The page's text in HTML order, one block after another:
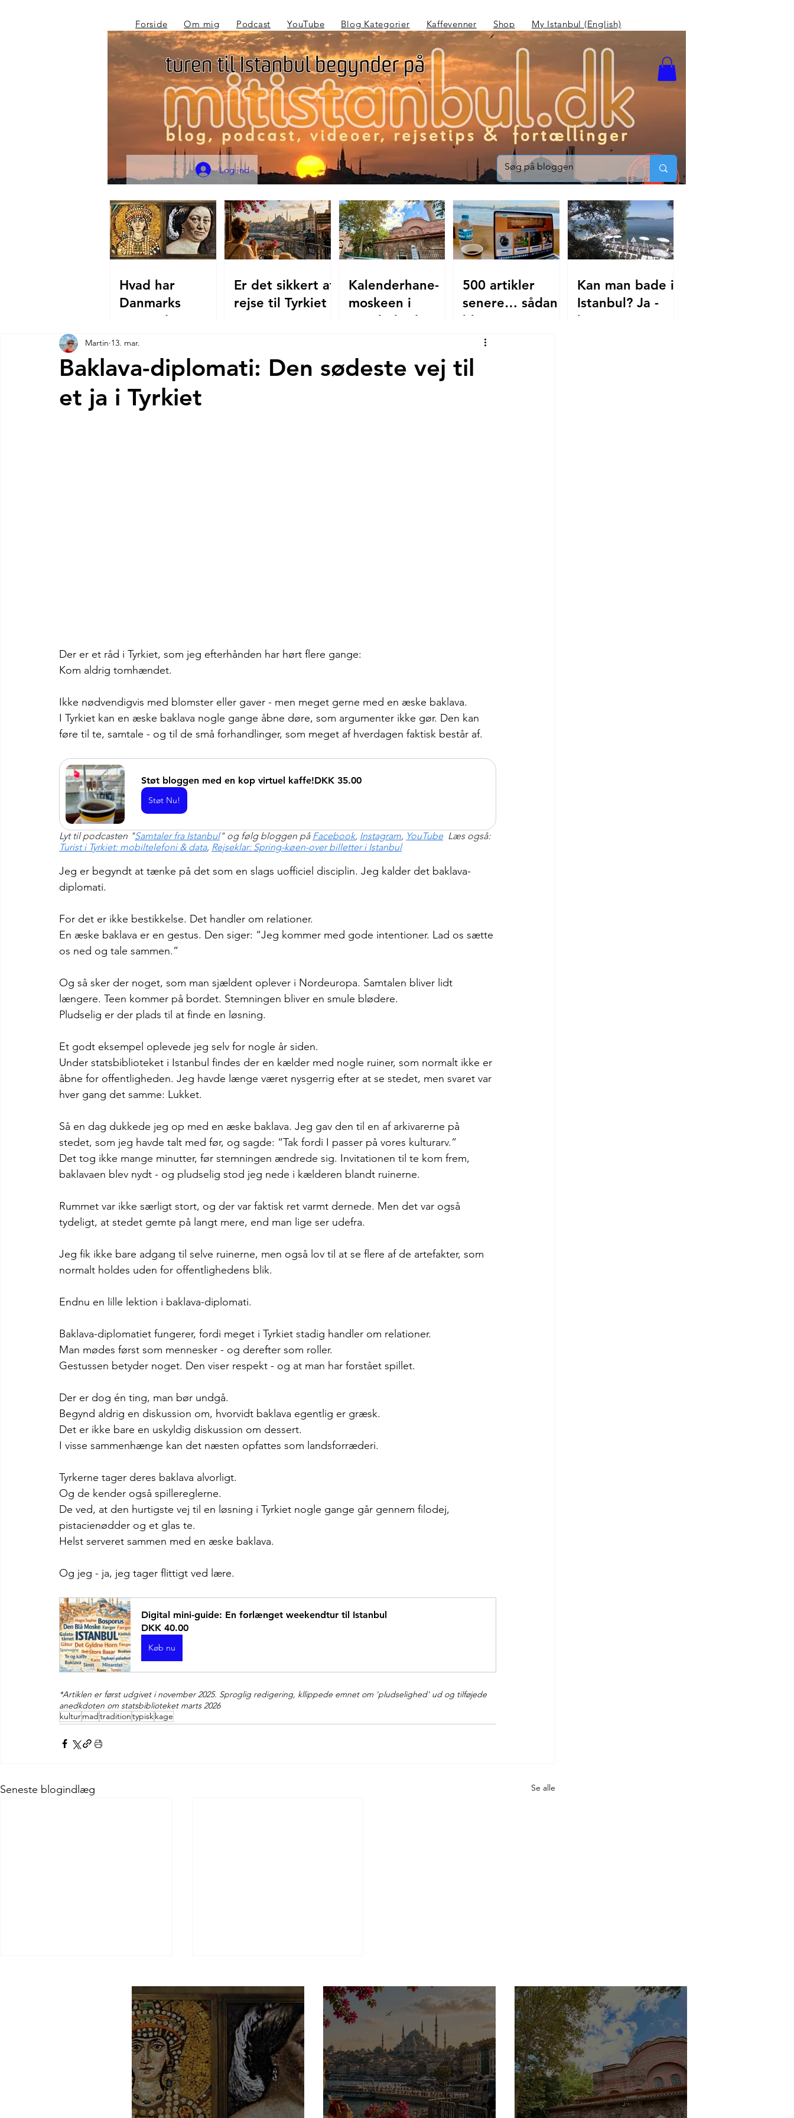
Forside Om mig Podcast YouTube Blog Kategorier Kaffevenner Shop My Istanbul (English)
Log ind
Hvad har
Danmarks
Grevinde Danner
og Hagia
Sophias
kejserinde
Theodora
tilfælles?
Er det sikkert at
rejse til Tyrkiet i
Kalenderhane-
moskeen i
Istanbul - den
byzantinske
kirke, der blev
500 artikler
senere… sådan
bliver
mitistanbul.dk til
Kan man bade i
Istanbul? Ja -
her er
Baklava-diplomati: Den sødeste vej til
et ja i Tyrkiet
Martin 13. mar.
Der er et råd i Tyrkiet, som jeg efterhånden har hørt flere gange:
Kom aldrig tomhændet.
Ikke nødvendigvis med blomster eller gaver - men meget gerne med en æske baklava.
I Tyrkiet kan en æske baklava nogle gange åbne døre, som argumenter ikke gør. Den kan
føre til te, samtale - og til de små forhandlinger, som meget af hverdagen faktisk består af.
Støt bloggen med en kop virtuel kaffe!DKK 35.00
Støt Nu!
Lyt til podcasten "Samtaler fra Istanbul" og følg bloggen på Facebook, Instagram, YouTube Læs også:
Turist i Tyrkiet: mobiltelefoni & data, Rejseklar: Spring-køen-over billetter i Istanbul
Jeg er begyndt at tænke på det som en slags uofficiel disciplin. Jeg kalder det baklava-
diplomati.
For det er ikke bestikkelse. Det handler om relationer.
En æske baklava er en gestus. Den siger: “Jeg kommer med gode intentioner. Lad os sætte
os ned og tale sammen.”
Og så sker der noget, som man sjældent oplever i Nordeuropa. Samtalen bliver lidt
længere. Teen kommer på bordet. Stemningen bliver en smule blødere.
Pludselig er der plads til at finde en løsning.
Et godt eksempel oplevede jeg selv for nogle år siden.
Under statsbiblioteket i Istanbul findes der en kælder med nogle ruiner, som normalt ikke er
åbne for offentligheden. Jeg havde længe været nysgerrig efter at se stedet, men svaret var
hver gang det samme: Lukket.
Så en dag dukkede jeg op med en æske baklava. Jeg gav den til en af arkivarerne på
stedet, som jeg havde talt med før, og sagde: “Tak fordi I passer på vores kulturarv.”
Det tog ikke mange minutter, før stemningen ændrede sig. Invitationen til te kom frem,
baklavaen blev nydt - og pludselig stod jeg nede i kælderen blandt ruinerne.
Rummet var ikke særligt stort, og der var faktisk ret varmt dernede. Men det var også
tydeligt, at stedet gemte på langt mere, end man lige ser udefra.
Jeg fik ikke bare adgang til selve ruinerne, men også lov til at se flere af de artefakter, som
normalt holdes uden for offentlighedens blik.
Endnu en lille lektion i baklava-diplomati.
Baklava-diplomatiet fungerer, fordi meget i Tyrkiet stadig handler om relationer.
Man mødes først som mennesker - og derefter som roller.
Gestussen betyder noget. Den viser respekt - og at man har forstået spillet.
Der er dog én ting, man bør undgå.
Begynd aldrig en diskussion om, hvorvidt baklava egentlig er græsk.
Det er ikke bare en uskyldig diskussion om dessert.
I visse sammenhænge kan det næsten opfattes som landsforræderi.
Tyrkerne tager deres baklava alvorligt.
Og de kender også spillereglerne.
De ved, at den hurtigste vej til en løsning i Tyrkiet nogle gange går gennem filodej,
pistacienødder og et glas te.
Helst serveret sammen med en æske baklava.
Og jeg - ja, jeg tager flittigt ved lære.
Digital mini-guide: En forlænget weekendtur til Istanbul
DKK 40.00
Køb nu
*Artiklen er først udgivet i november 2025. Sproglig redigering, kllippede emnet om 'pludselighed' ud og tilføjede
anedkdoten om statsbiblioteket marts 2026
kulturmadtraditiontypiskkage
Seneste blogindlæg Se alle
Derfor kan danske kroner
Istanbul: Forum, basilica &
cisterne – hvad er egentligt
hvad?